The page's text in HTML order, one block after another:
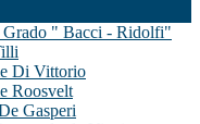
Grado " Bacci - Ridolfi"
Di Vittorio
Roosvelt
Gasperi